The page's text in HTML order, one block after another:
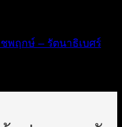
พฤกษ์ – รัตนาธิเบศร์